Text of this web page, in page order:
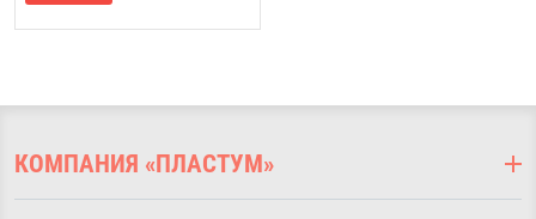
КОМПАНИЯ «ПЛАСТУМ»